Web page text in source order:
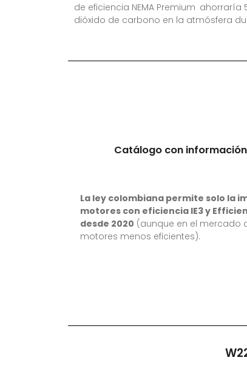
de eficiencia NEMA Premium ahorraría
dióxido de carbono en la atmósfera
Catálogo con
La ley colombiana permite solo la
motores con eficiencia IE3 y
desde 2020 (aunque en el mercado
motores menos eficientes).